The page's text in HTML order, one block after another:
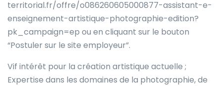
territorial.fr/offre/o086260605000877-assistant-e-
enseignement-artistique-photographie-edition?
pk_campaign=ep ou en cliquant sur le bouton
“Postuler sur le site employeur”.
Vif intérêt pour la création artistique actuelle ;
Expertise dans les domaines de la photographie, de